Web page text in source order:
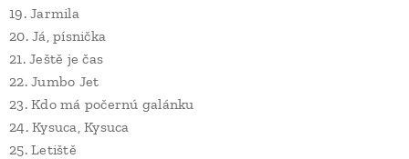
19. Jarmila
20. Já, písnička
21. Ještě je čas
22. Jumbo Jet
23. Kdo má počernú galánku
24. Kysuca, Kysuca
25. Letiště